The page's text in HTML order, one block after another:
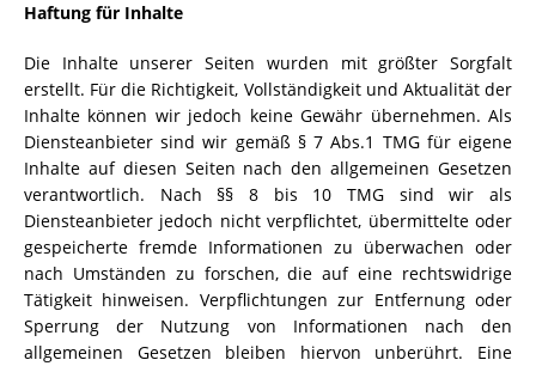
Haftung für Inhalte
Die Inhalte unserer Seiten wurden mit größter Sorgfalt
erstellt. Für die Richtigkeit, Vollständigkeit und Aktualität der
Inhalte können wir jedoch keine Gewähr übernehmen. Als
Diensteanbieter sind wir gemäß § 7 Abs.1 TMG für eigene
Inhalte auf diesen Seiten nach den allgemeinen Gesetzen
verantwortlich. Nach §§ 8 bis 10 TMG sind wir als
Diensteanbieter jedoch nicht verpflichtet, übermittelte oder
gespeicherte fremde Informationen zu überwachen oder
nach Umständen zu forschen, die auf eine rechtswidrige
Tätigkeit hinweisen. Verpflichtungen zur Entfernung oder
Sperrung der Nutzung von Informationen nach den
allgemeinen Gesetzen bleiben hiervon unberührt. Eine